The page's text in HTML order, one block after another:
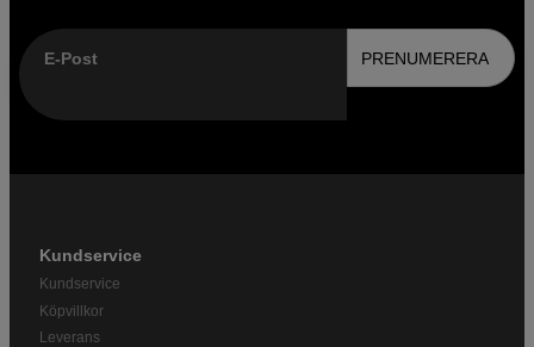
E-Post PRENUMERERA
Kundservice
Kundservice
Köpvillkor
Leverans